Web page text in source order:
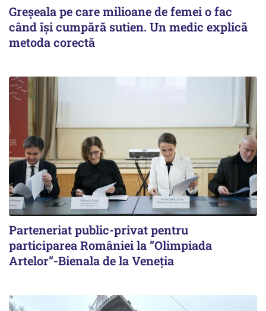
Greșeala pe care milioane de femei o fac
când își cumpără sutien. Un medic explică
metoda corectă
Parteneriat public-privat pentru
participarea României la ”Olimpiada
Artelor”-Bienala de la Veneția